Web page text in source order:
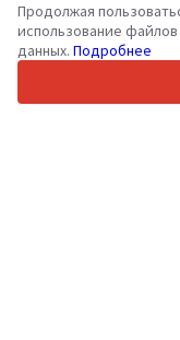
36Поддерживаемых
4.7/5
Продолжая
использование
данных. Подробнее